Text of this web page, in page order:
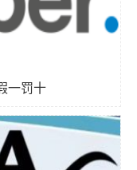
一罚十